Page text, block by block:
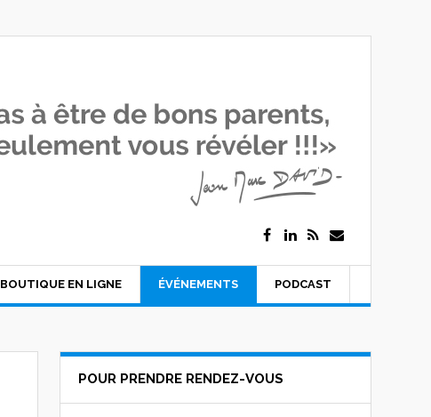
BOUTIQUE EN LIGNE ÉVÉNEMENTS PODCAST
POUR PRENDRE RENDEZ-VOUS